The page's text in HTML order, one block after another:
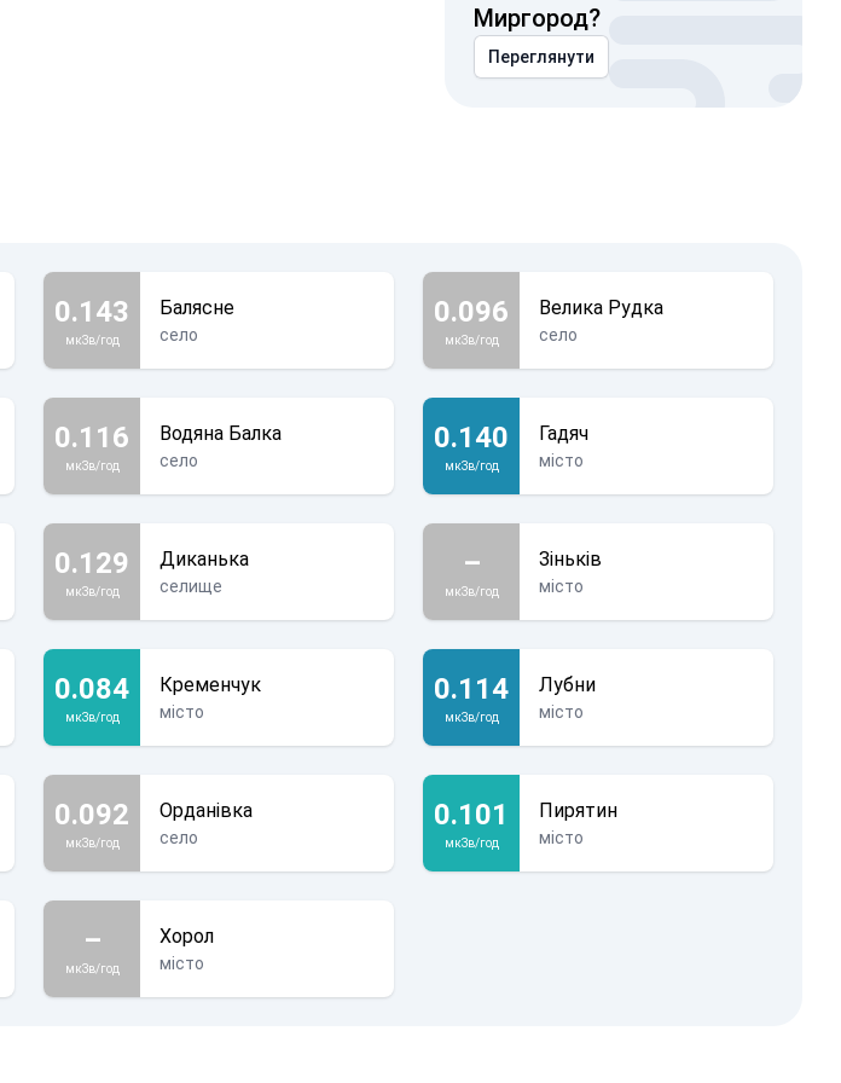
Миргород?
Переглянути
0.143
мкЗв/год
Балясне
село
0.096
мкЗв/год
Велика Рудка
село
0.116
мкЗв/год
Водяна Балка
село
0.140
мкЗв/год
Гадяч
місто
0.129
мкЗв/год
Диканька
селище
–
мкЗв/год
Зіньків
місто
0.084
мкЗв/год
Кременчук
місто
0.114
мкЗв/год
Лубни
місто
0.092
мкЗв/год
Орданівка
село
0.101
мкЗв/год
Пирятин
місто
–
мкЗв/год
Хорол
місто